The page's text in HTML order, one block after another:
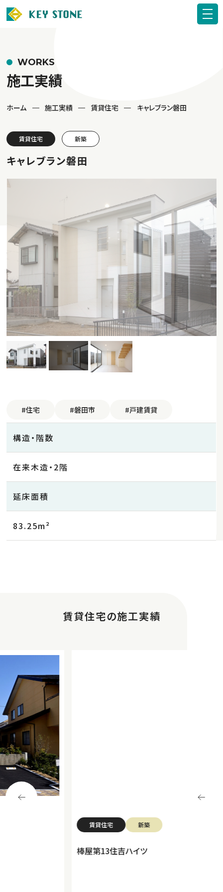
WORKS
施工実績
ホーム 施工実績 賃貸住宅 キャレブラン磐田
賃貸住宅 新築
キャレブラン磐田
構造・階数
在来木造・2階
延床面積
83.25m²
#住宅 #磐田市 #戸建賃貸
賃貸住宅の施工実績
新築